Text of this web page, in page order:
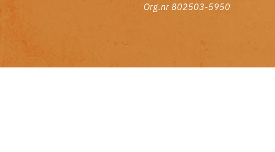
Org.nr 802503-5950